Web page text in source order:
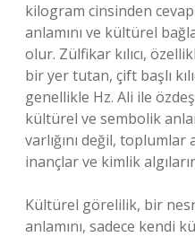
kilogram cinsinden cevap
anlamını ve kültürel
olur. Zülfikar kılıcı,
bir yer tutan, çift başlı
genellikle Hz. Ali ile
kültürel ve sembolik
varlığını değil, toplumlar
inançlar ve kimlik
Kültürel görelilik, bir
anlamını, sadece kendi